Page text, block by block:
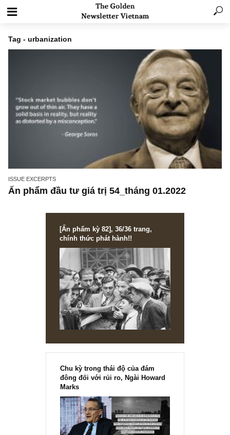
Tag - urbanization
Ấn phẩm đầu tư giá trị 54_tháng 01.2022
[Ấn phẩm kỳ 82], 36/36 trang,
chính thức phát hành!!
Chu kỳ trong thái độ của đám
đông đối với rủi ro, Ngài Howard
Marks